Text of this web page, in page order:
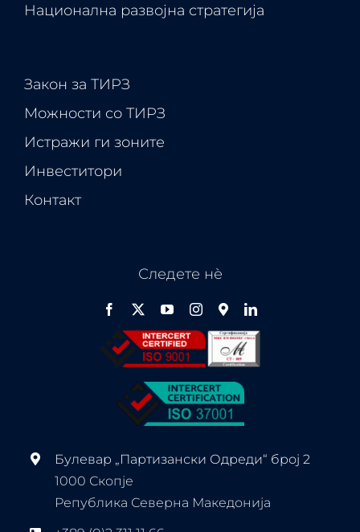
Национална развојна стратегија
Закон за ТИРЗ
Можности со ТИРЗ
Истражи ги зоните
Инвеститори
Контакт
Следете нѐ
Булевар „Партизански Одреди“ број 2
1000 Скопје
Република Северна Македонија